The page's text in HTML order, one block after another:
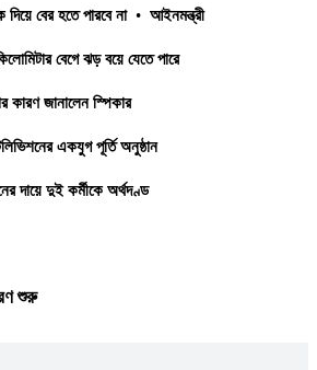
বের হতে পারবে না • আইনমন্ত্রী
বেগে ঝড় বয়ে যেতে পারে
কারণ জানালেন স্পিকার
একযুগ পূর্তি অনুষ্ঠান
দায়ে দুই কর্মীকে অর্থদণ্ড
শুরু